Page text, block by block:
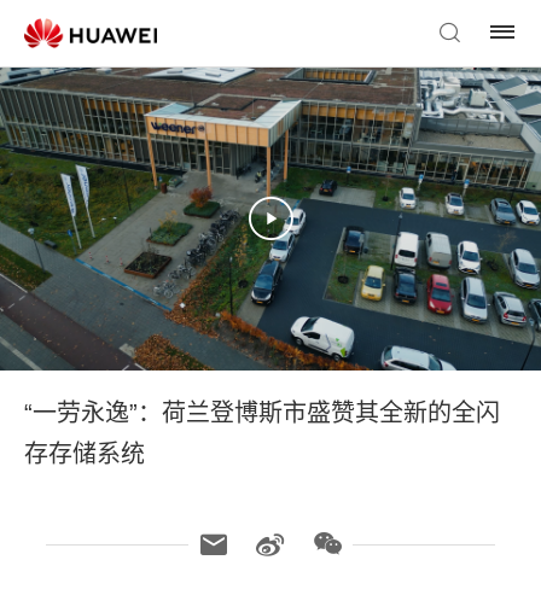
“一劳永逸”：荷兰登博斯市盛赞其全新的全闪
存存储系统